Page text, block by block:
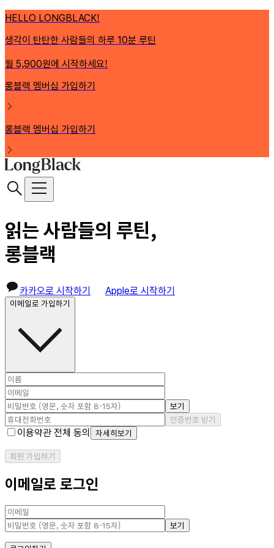
HELLO LONGBLACK!
생각이 탄탄한 사람들의 하루 10분 루틴
월 5,900원에 시작하세요!
롱블랙 멤버십 가입하기
롱블랙 멤버십 가입하기
읽는 사람들의 루틴,
롱블랙
카카오로 시작하기 Apple로 시작하기
이메일로 가입하기
보기
인증번호 받기
이용약관 전체 동의 자세히보기
회원 가입하기
이메일로 로그인
보기